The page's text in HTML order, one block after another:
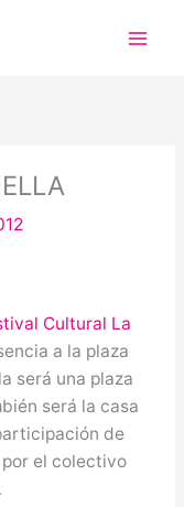
Cultural La
a la plaza
será una plaza
será la casa
de
el colectivo